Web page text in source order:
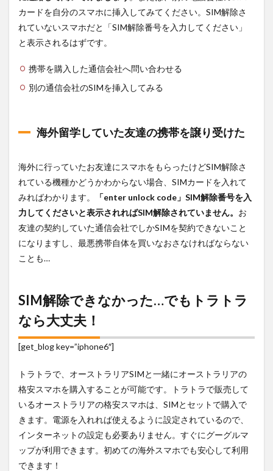
カードを自分のスマホに挿入してみてください。SIM解除さ
れていないスマホだと「SIM解除番号を入力してください」
と表示されるはずです。
携帯を購入した通信会社へ問い合わせる
別の通信会社のSIMを挿入してみる
海外留学していた友達の携帯を譲り受けた
海外に行っていたお友達にスマホをもらったけどSIM解除さ
れている機種かどうかわからない場合、SIMカードを入れて
みればわかります。
「enter unlock code」SIM解除番号を入
力してくださいと表示されればSIM解除されていません。 お
友達の契約していた通信会社でしかSIMを契約できないこと
になりますし、最悪携帯自体を買いなおさなければならない
ことも…
SIM解除できなかった…でもトラトラ
なら大丈夫！
[get_blog key=”iphone6″]
トラトラで、オーストラリアSIMと一緒にオーストラリアの
格安スマホを購入することが可能です。トラトラで販売して
いるオーストラリアの格安スマホは、SIMとセットで購入で
きます。電源を入れれば使えるように設定されているので、
インターネットの設定も必要ありません。すぐにグーグルマ
ップが利用できます。初めての海外スマホでも安心して利用
できます！